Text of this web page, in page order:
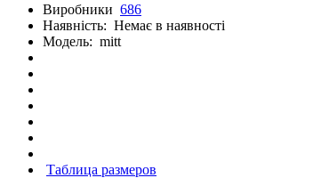
Виробники 686
Наявність: Немає в наявності
Модель: mitt
Таблица размеров